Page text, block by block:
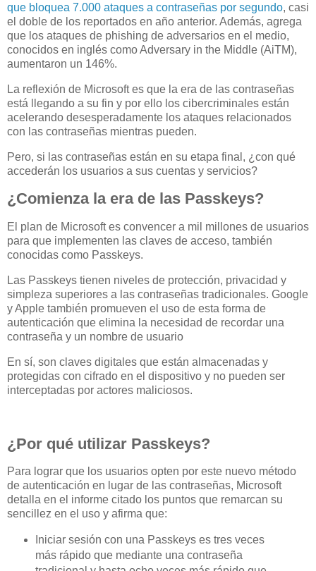
que bloquea 7.000 ataques a contraseñas por segundo, casi
el doble de los reportados en año anterior. Además, agrega
que los ataques de phishing de adversarios en el medio,
conocidos en inglés como Adversary in the Middle (AiTM),
aumentaron un 146%.
La reflexión de Microsoft es que la era de las contraseñas
está llegando a su fin y por ello los cibercriminales están
acelerando desesperadamente los ataques relacionados
con las contraseñas mientras pueden.
Pero, si las contraseñas están en su etapa final, ¿con qué
accederán los usuarios a sus cuentas y servicios?
¿Comienza la era de las Passkeys?
El plan de Microsoft es convencer a mil millones de usuarios
para que implementen las claves de acceso, también
conocidas como Passkeys.
Las Passkeys tienen niveles de protección, privacidad y
simpleza superiores a las contraseñas tradicionales. Google
y Apple también promueven el uso de esta forma de
autenticación que elimina la necesidad de recordar una
contraseña y un nombre de usuario
En sí, son claves digitales que están almacenadas y
protegidas con cifrado en el dispositivo y no pueden ser
interceptadas por actores maliciosos.
¿Por qué utilizar Passkeys?
Para lograr que los usuarios opten por este nuevo método
de autenticación en lugar de las contraseñas, Microsoft
detalla en el informe citado los puntos que remarcan su
sencillez en el uso y afirma que:
Iniciar sesión con una Passkeys es tres veces
más rápido que mediante una contraseña